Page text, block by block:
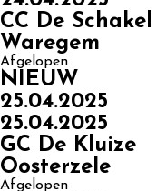
CC De Schakel
Waregem
Afgelopen
NIEUW
25.04.2025
25.04.2025
GC De Kluize
Oosterzele
Afgelopen